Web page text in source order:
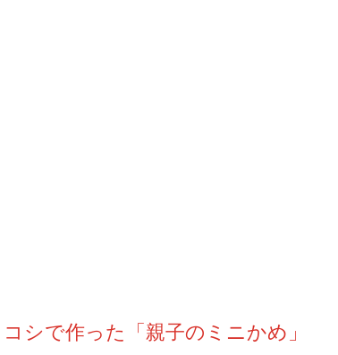
シで作った「親子のミニかめ」